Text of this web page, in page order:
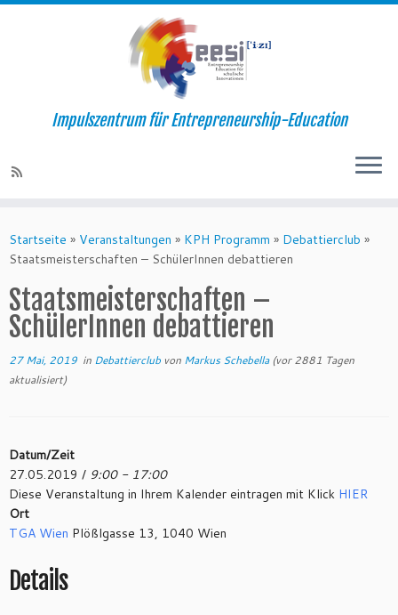
Impulszentrum für Entrepreneurship-Education
Startseite » Veranstaltungen » KPH Programm » Debattierclub »
Staatsmeisterschaften – SchülerInnen debattieren
Staatsmeisterschaften –
SchülerInnen debattieren
27 Mai, 2019 in Debattierclub von Markus Schebella(vor 2881 Tagen
aktualisiert)
Datum/Zeit
27.05.2019 / 9:00 - 17:00
Diese Veranstaltung in Ihrem Kalender eintragen mit Klick HIER
Ort
TGA Wien Plößlgasse 13, 1040 Wien
Details